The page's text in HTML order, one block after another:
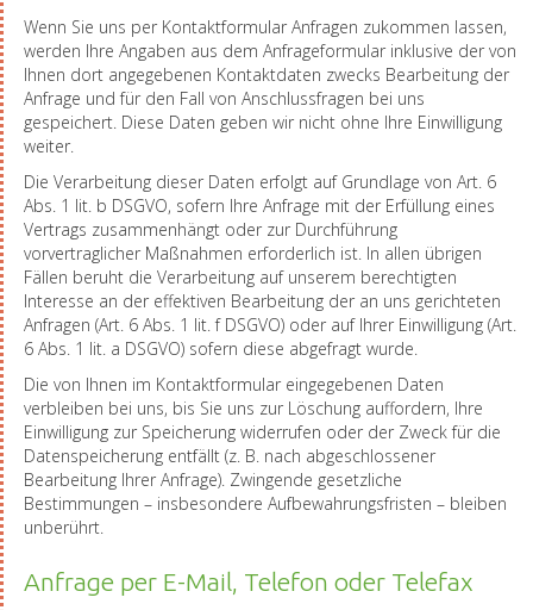
Wenn Sie uns per Kontaktformular Anfragen zukommen lassen,
werden Ihre Angaben aus dem Anfrageformular inklusive der von
Ihnen dort angegebenen Kontaktdaten zwecks Bearbeitung der
Anfrage und für den Fall von Anschlussfragen bei uns
gespeichert. Diese Daten geben wir nicht ohne Ihre Einwilligung
weiter.
Die Verarbeitung dieser Daten erfolgt auf Grundlage von Art. 6
Abs. 1 lit. b DSGVO, sofern Ihre Anfrage mit der Erfüllung eines
Vertrags zusammenhängt oder zur Durchführung
vorvertraglicher Maßnahmen erforderlich ist. In allen übrigen
Fällen beruht die Verarbeitung auf unserem berechtigten
Interesse an der effektiven Bearbeitung der an uns gerichteten
Anfragen (Art. 6 Abs. 1 lit. f DSGVO) oder auf Ihrer Einwilligung (Art.
6 Abs. 1 lit. a DSGVO) sofern diese abgefragt wurde.
Die von Ihnen im Kontaktformular eingegebenen Daten
verbleiben bei uns, bis Sie uns zur Löschung auffordern, Ihre
Einwilligung zur Speicherung widerrufen oder der Zweck für die
Datenspeicherung entfällt (z. B. nach abgeschlossener
Bearbeitung Ihrer Anfrage). Zwingende gesetzliche
Bestimmungen – insbesondere Aufbewahrungsfristen – bleiben
unberührt.
Anfrage per E-Mail, Telefon oder Telefax